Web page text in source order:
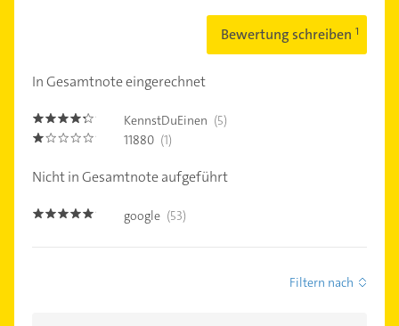
Bewertung schreiben
In Gesamtnote eingerechnet
4.2000003 KennstDuEinen (5)
1.0 11880 (1)
Nicht in Gesamtnote aufgeführt
4.9 google (53)
Filtern nach